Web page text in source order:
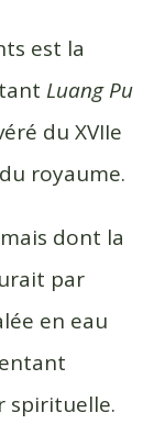
est la
Luang Pu
du XVIIe
royaume.
dont la
par
en eau
spirituelle.